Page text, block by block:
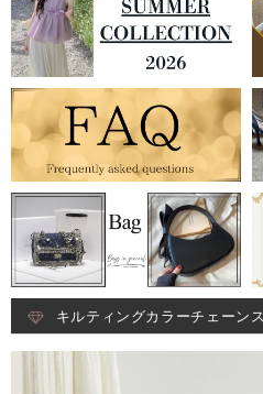
キルティングカラーチェーン